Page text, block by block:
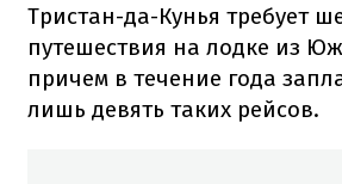
Тристан-да-Кунья требует
путешествия на лодке из
причем в течение года
лишь девять таких рейсов.